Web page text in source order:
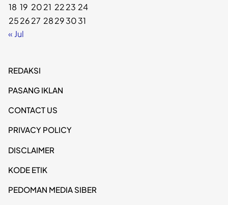
18 19 2021 2223 24
252627 28293031
« Jul
REDAKSI
PASANG IKLAN
CONTACT US
PRIVACY POLICY
DISCLAIMER
KODE ETIK
PEDOMAN MEDIA SIBER